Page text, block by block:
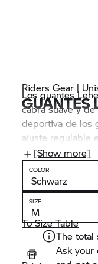
Riders Gear |
GUANTES
Los guantes
cabra suave y
deportiva de los
ajuste regulable
sin querer. Las
aumentan la
práctica: el
pantallas táctiles.
[Show more]
COLOR
SIZE
To Size Table
The total
Ask your